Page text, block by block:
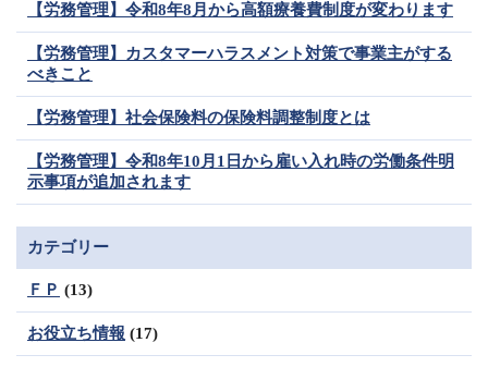
【労務管理】令和8年8月から高額療養費制度が変わります
【労務管理】カスタマーハラスメント対策で事業主がする
べきこと
【労務管理】社会保険料の保険料調整制度とは
【労務管理】令和8年10月1日から雇い入れ時の労働条件明
示事項が追加されます
カテゴリー
ＦＰ (13)
お役立ち情報 (17)